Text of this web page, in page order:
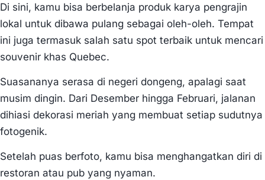
Di sini, kamu bisa berbelanja produk karya pengrajin
lokal untuk dibawa pulang sebagai oleh-oleh. Tempat
ini juga termasuk salah satu spot terbaik untuk mencari
souvenir khas Quebec.
Suasananya serasa di negeri dongeng, apalagi saat
musim dingin. Dari Desember hingga Februari, jalanan
dihiasi dekorasi meriah yang membuat setiap sudutnya
fotogenik.
Setelah puas berfoto, kamu bisa menghangatkan diri di
restoran atau pub yang nyaman.